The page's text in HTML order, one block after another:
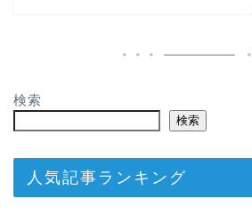
検索
検索
人気記事ランキング